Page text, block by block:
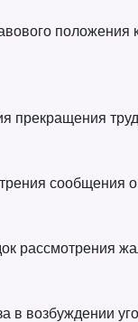
положения
прекращения
сообщения
рассмотрения
в возбуждении